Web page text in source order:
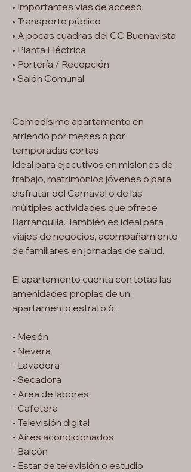
• Importantes vías de acceso
• Transporte público
• A pocas cuadras del CC Buenavista
• Planta Eléctrica
• Portería / Recepción
• Salón Comunal
Comodísimo apartamento en
arriendo por meses o por
temporadas cortas.
Ideal para ejecutivos en misiones de
trabajo, matrimonios jóvenes o para
disfrutar del Carnaval o de las
múltiples actividades que ofrece
Barranquilla. También es ideal para
viajes de negocios, acompañamiento
de familiares en jornadas de salud.
El apartamento cuenta con totas las
amenidades propias de un
apartamento estrato 6:
- Mesón
- Nevera
- Lavadora
- Secadora
- Area de labores
- Cafetera
- Televisión digital
- Aires acondicionados
- Balcón
- Estar de televisión o estudio